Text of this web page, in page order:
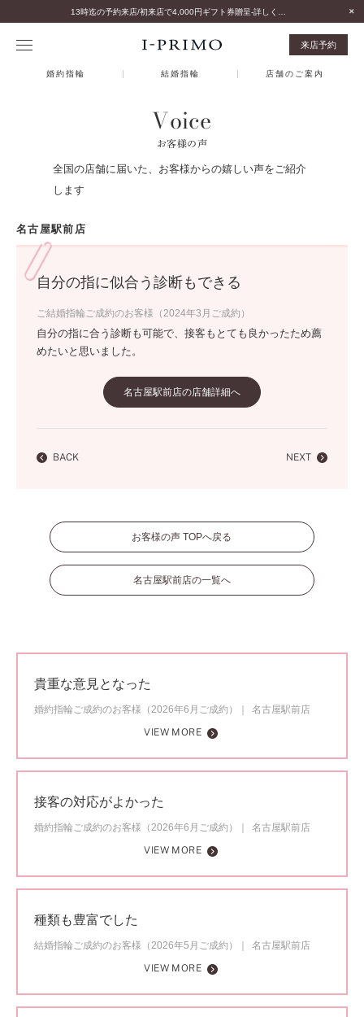
来店予約
婚約指輪 結婚指輪 店舗のご案内
Voice
お客様の声
全国の店舗に届いた、お客様からの嬉しい声をご紹介
します
名古屋駅前店
自分の指に似合う診断もできる
ご結婚指輪ご成約のお客様（2024年3月ご成約）
自分の指に合う診断も可能で、接客もとても良かったため薦
めたいと思いました。
名古屋駅前店の店舗詳細へ
BACK NEXT
お客様の声 TOPへ戻る
名古屋駅前店の一覧へ
貴重な意見となった
婚約指輪ご成約のお客様（2026年6月ご成約）
名古屋駅前店
VIEW MORE
接客の対応がよかった
婚約指輪ご成約のお客様（2026年6月ご成約）
名古屋駅前店
VIEW MORE
種類も豊富でした
結婚指輪ご成約のお客様（2026年5月ご成約）
名古屋駅前店
VIEW MORE